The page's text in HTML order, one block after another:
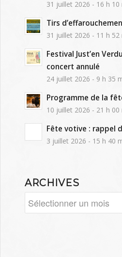
31 juillet 2026 - 16 h 10
Tirs
31 juillet 2026 - 11 h 52
Festival Just’en
concert annulé
24 juillet 2026 - 9 h 35
Programme de la
10 juillet 2026 - 21 h 00
Fête votive : rappel
3 juillet 2026 - 15 h 40
ARCHIVES